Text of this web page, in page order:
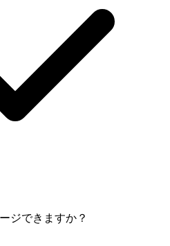
ジできますか？